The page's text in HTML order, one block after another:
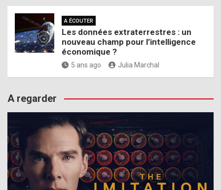
A ÉCOUTER
Les données extraterrestres : un
nouveau champ pour l’intelligence
économique ?
5 ans ago Julia Marchal
A regarder